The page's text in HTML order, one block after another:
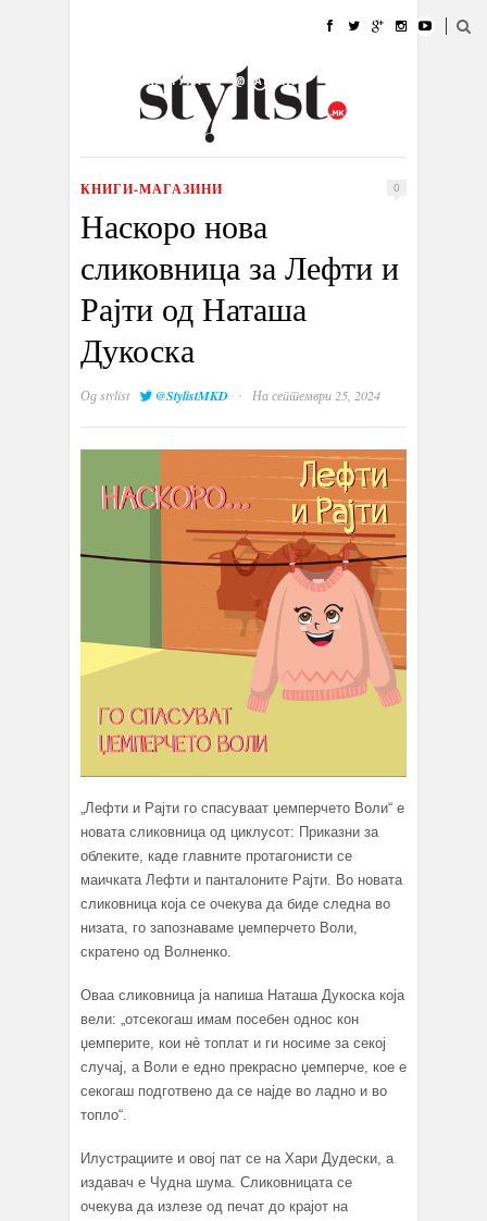
УБАВИНА
КУЛТУРА @РАБОТА
ИЗЛОГ
КНИГИ-МАГАЗИНИ 0
Наскоро нова
сликовница за Лефти и
Рајти од Наташа
Дукоска
Одstylist @StylistMKD · На септември 25, 2024
„Лефти и Рајти го спасуваат џемперчето Воли“ е
новата сликовница од циклусот: Приказни за
облеките, каде главните протагонисти се
маичката Лефти и панталоните Рајти. Во новата
сликовница која се очекува да биде следна во
низата, го запознаваме џемперчето Воли,
скратено од Волненко.
Оваа сликовница ја напиша Наташа Дукоска која
вели: „отсекогаш имам посебен однос кон
џемперите, кои нè топлат и ги носиме за секој
случај, а Воли е едно прекрасно џемперче, кое е
секогаш подготвено да се најде во ладно и во
топло“.
Илустрациите и овој пат се на Хари Дудески, а
издавач е Чудна шума. Сликовницата се
очекува да излезе од печат до крајот на